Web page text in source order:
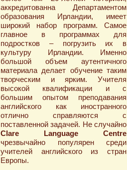
аккредитованна Департаментом
образования Ирландии, имеет
широкий набор программ. Самое
главное в программах для
подростков – погрузить их в
культуру Ирландии. Именно
большой объем аутентичного
материала делает обучение таким
творческим и ярким. Учителя
высокой квалификации и с
большим опытом преподавания
английского как иностранного
отлично справляются с
поставленной задачей. Не случайно
Clare Language Centre
чрезвычайно популярен среди
учителей английского из стран
Европы.